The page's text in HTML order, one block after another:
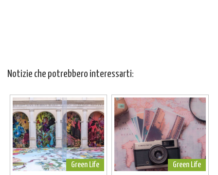
Notizie che potrebbero interessarti:
Green Life Green Life